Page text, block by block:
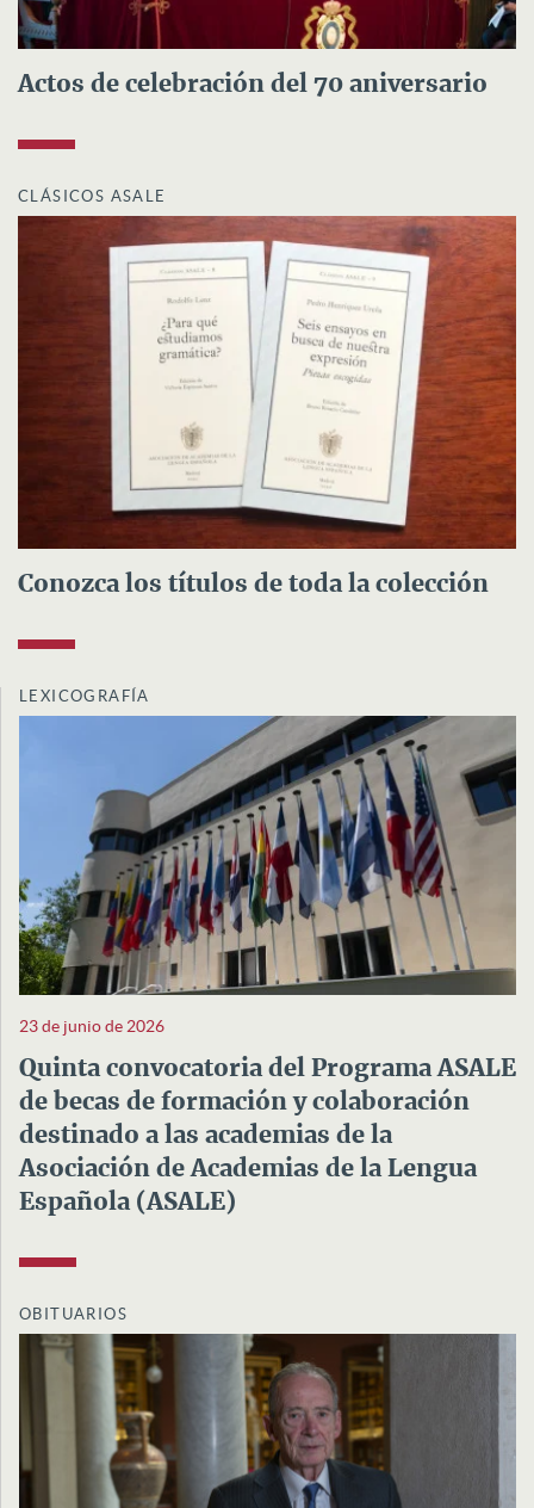
Actos de celebración del 70 aniversario
CLÁSICOS ASALE
Conozca los títulos de toda la colección
LEXICOGRAFÍA
23 de junio de 2026
Quinta convocatoria del Programa ASALE
de becas de formación y colaboración
destinado a las academias de la
Asociación de Academias de la Lengua
Española (ASALE)
OBITUARIOS